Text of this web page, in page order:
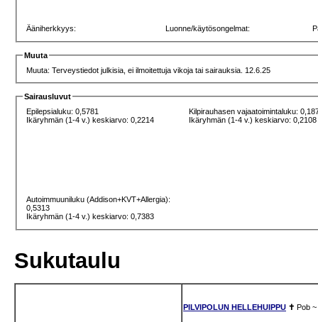
Ääniherkkyys: Luonne/käytösongelmat:
Muuta
Muuta: Terveystiedot julkisia, ei ilmoitettuja vikoja tai sairauksia. 12.6.25
Sairausluvut
Epilepsialuku: 0,5781
Ikäryhmän (1-4 v.) keskiarvo: 0,2214
Kilpirauhasen vajaatoimintaluku:
Ikäryhmän (1-4 v.) keskiarvo: 0,2108
Autoimmuuniluku (Addison+KVT+Allergia):
0,5313
Ikäryhmän (1-4 v.) keskiarvo: 0,7383
Sukutaulu
PILVIPOLUN HELLEHUIPPU ✝ Pob ~